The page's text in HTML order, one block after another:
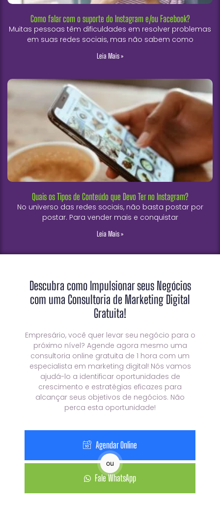
Como falar com o suporte do Instagram e/ou Facebook?
Muitas pessoas têm dificuldades em resolver problemas
em suas redes sociais, mas não sabem como
Leia Mais »
Quais os Tipos de Conteúdo que Devo Ter no Instagram?
No universo das redes sociais, não basta postar por
postar. Para vender mais e conquistar
Leia Mais »
Descubra como Impulsionar seus Negócios
com uma Consultoria de Marketing Digital
Gratuita!
Empresário, você quer levar seu negócio para o
próximo nível? Agende agora mesmo uma
consultoria online gratuita de 1 hora com um
especialista em marketing digital! Nós vamos
ajudá-lo a identificar oportunidades de
crescimento e estratégias eficazes para
alcançar seus objetivos de negócios. Não
perca esta oportunidade!
Agendar Online
ou
Fale WhatsApp